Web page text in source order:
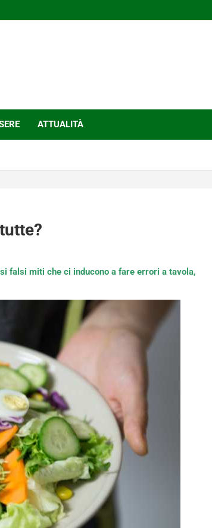
ATTUALITÀ
falsi miti che ci inducono a fare errori a tavola,